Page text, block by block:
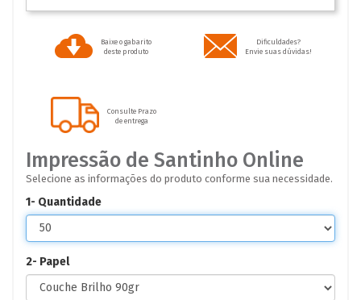
Baixe o gabarito
deste produto
Dificuldades?
Envie suas dúvidas!
Consulte Prazo
de entrega
Impressão de Santinho Online
Selecione as informações do produto conforme sua necessidade.
1- Quantidade
2- Papel